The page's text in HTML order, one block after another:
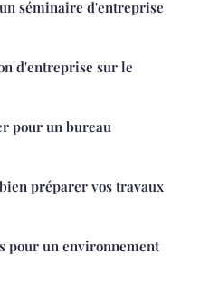
séminaire d'entreprise
d'entreprise sur le
pour un bureau
préparer vos travaux
pour un environnement